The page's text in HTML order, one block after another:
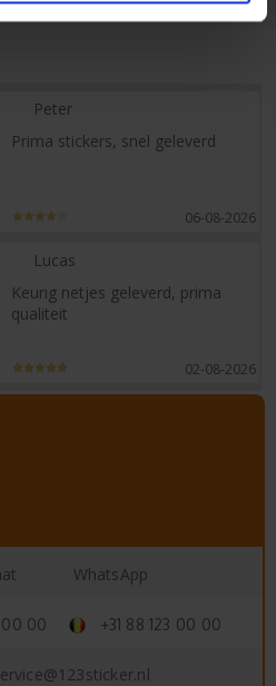
Peter
Prima stickers, snel geleverd
06-08-2026
Lucas
Keurig netjes geleverd, prima
qualiteit
02-08-2026
WhatsApp
00 00 +31 88 123 00 00